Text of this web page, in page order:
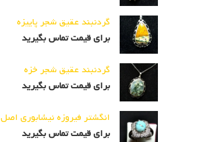
گردنبند عقیق شجر پاییزه
برای قیمت تماس بگیرید
گردنبند عقیق شجر خزه
برای قیمت تماس بگیرید
انگشتر فیروزه نیشابوری اصل
برای قیمت تماس بگیرید